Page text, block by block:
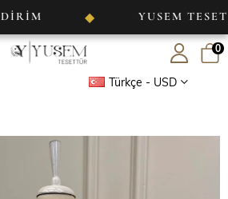
◆ YUSEM TESETTÜR
Türkçe - USD
0